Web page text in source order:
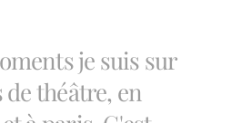
je suis sur
de théâtre, en